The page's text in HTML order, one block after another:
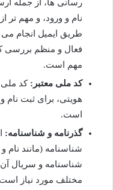
رسانی ها، از جمله
نام و ورود، و مهم تر
طریق ایمیل انجام می
مهم است.
کد ملی معتبر: کد ملی
هویتی، برای ثبت نام
است.
گذرنامه و شناسنامه:
شناسنامه (مانند نام
شناسنامه و سریال
مختلف مورد نیاز